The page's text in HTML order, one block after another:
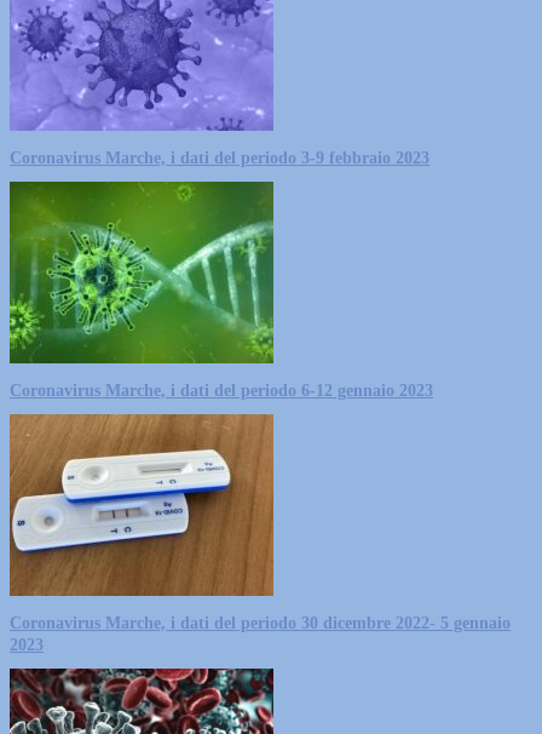
Coronavirus Marche, i dati del periodo 3-9 febbraio 2023
Coronavirus Marche, i dati del periodo 6-12 gennaio 2023
Coronavirus Marche, i dati del periodo 30 dicembre 2022- 5 gennaio
2023